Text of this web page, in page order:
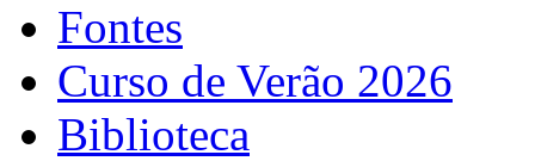
Fontes
Curso de Verão 2026
Biblioteca